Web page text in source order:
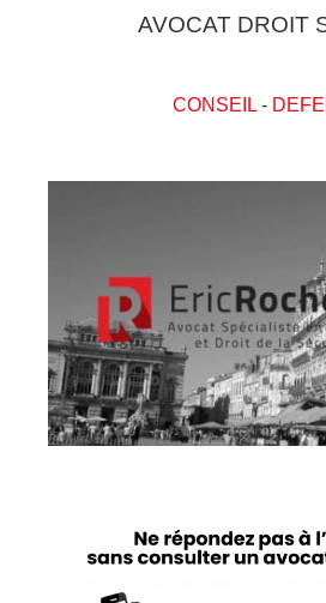
AVOCAT DROIT
CONSEIL-